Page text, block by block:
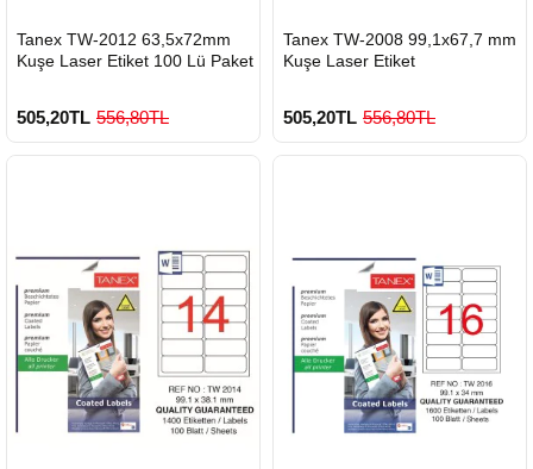
GÖNDERİ
900 TL Üzeri Kargo Ücretsiz
Tanex TW-2012 63,5x72mm
Kuşe Laser Etiket 100 Lü Paket
505,20TL 556,80TL
GÖNDERİ
900 TL Üzeri Kargo Ücretsiz
Tanex TW-2008 99,1x67,7 mm
Kuşe Laser Etiket
505,20TL 556,80TL